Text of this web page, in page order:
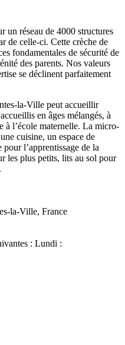
un réseau de 4000 structures
de celle-ci. Cette crèche de
fondamentales de sécurité de
des parents. Nos valeurs
se déclinent parfaitement
la-Ville peut accueillir
en âges mélangés, à
à l’école maternelle. La micro-
cuisine, un espace de
l’apprentissage de la
les plus petits, lits au sol pour
la-Ville, France
: Lundi :